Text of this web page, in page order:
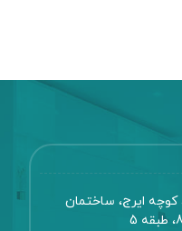
کوچه ایرج، ساختمان